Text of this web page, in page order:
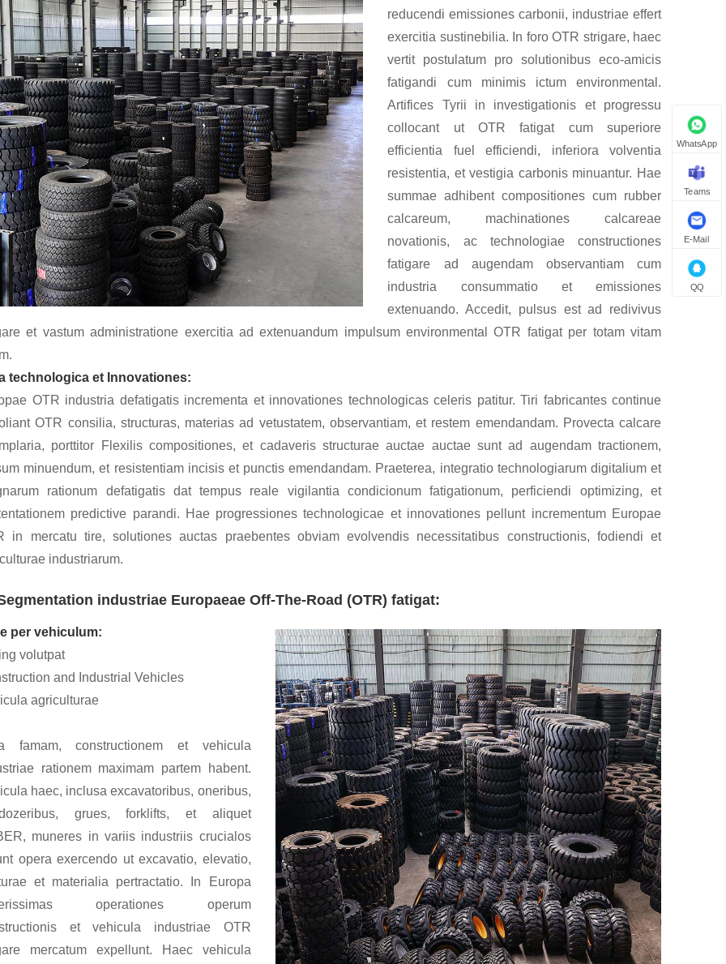
reducendi emissiones carbonii, industriae effert
exercitia sustinebilia. In foro OTR strigare, haec
vertit postulatum pro solutionibus eco-amicis
fatigandi cum minimis ictum environmental.
Artifices Tyrii in investigationis et progressu
collocant ut OTR fatigat cum superiore
efficientia fuel efficiendi, inferiora volventia
resistentia, et vestigia carbonis minuantur. Hae
summae adhibent compositiones cum rubber
calcareum, machinationes calcareae
novationis, ac technologiae constructiones
fatigare ad augendam observantiam cum
industria consummatio et emissiones
extenuando. Accedit, pulsus est ad redivivus
et vastum administratione exercitia ad extenuandum impulsum environmental OTR fatigat per totam vitam
technologica et Innovationes:
OTR industria defatigatis incrementa et innovationes technologicas celeris patitur. Tiri fabricantes continue
OTR consilia, structuras, materias ad vetustatem, observantiam, et restem emendandam. Provecta calcare
porttitor Flexilis compositiones, et cadaveris structurae auctae auctae sunt ad augendam tractionem,
minuendum, et resistentiam incisis et punctis emendandam. Praeterea, integratio technologiarum digitalium et
rationum defatigatis dat tempus reale vigilantia condicionum fatigationum, perficiendi optimizing, et
predictive parandi. Hae progressiones technologicae et innovationes pellunt incrementum Europae
in mercatu tire, solutiones auctas praebentes obviam evolvendis necessitatibus constructionis, fodiendi et
industriarum.
industriae Europaeae Off-The-Road (OTR) fatigat:
per vehiculum:
volutpat
and Industrial Vehicles
agriculturae
famam, constructionem et vehicula
rationem maximam partem habent.
haec, inclusa excavatoribus, oneribus,
grues, forklifts, et aliquet
muneres in variis industriis crucialos
opera exercendo ut excavatio, elevatio,
et materialia pertractatio. In Europa
operationes operum
et vehicula industriae OTR
mercatum expellunt. Haec vehicula
WhatsApp
Teams
E-Mail
QQ